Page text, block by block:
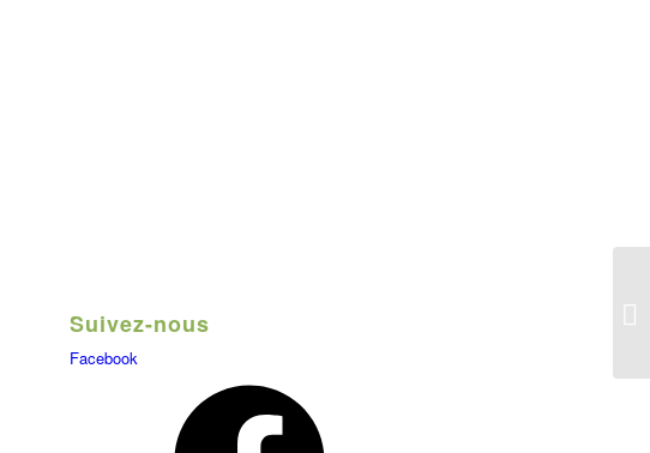
Suivez-nous
Facebook